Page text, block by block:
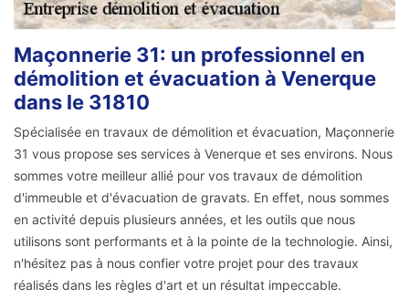
Maçonnerie 31: un professionnel en
démolition et évacuation à Venerque
dans le 31810
Spécialisée en travaux de démolition et évacuation, Maçonnerie
31 vous propose ses services à Venerque et ses environs. Nous
sommes votre meilleur allié pour vos travaux de démolition
d'immeuble et d'évacuation de gravats. En effet, nous sommes
en activité depuis plusieurs années, et les outils que nous
utilisons sont performants et à la pointe de la technologie. Ainsi,
n'hésitez pas à nous confier votre projet pour des travaux
réalisés dans les règles d'art et un résultat impeccable.